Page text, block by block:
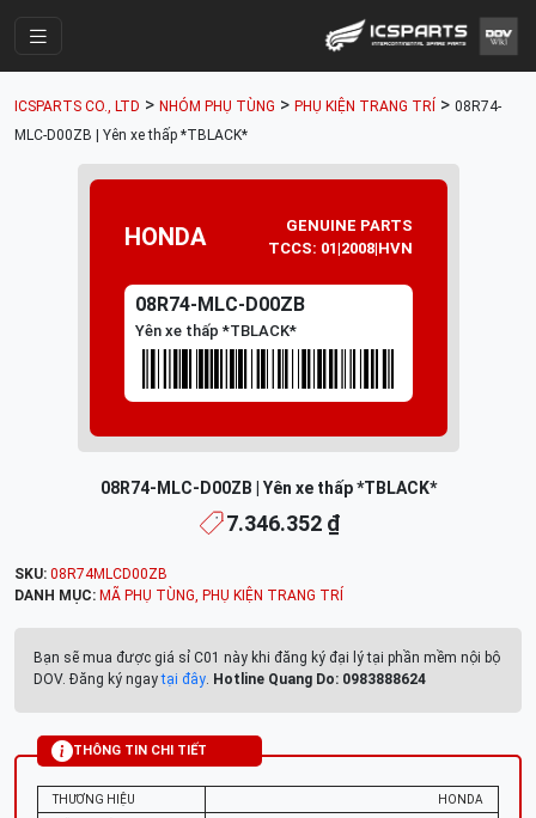
Cửa Hàng
Parts Catalogue
Mã Phụ Tùng
Tài khoản
ICSPARTS CO., LTD > NHÓM PHỤ TÙNG > PHỤ KIỆN TRANG TRÍ > 08R74-
MLC-D00ZB | Yên xe thấp *TBLACK*
HONDA
GENUINE PARTS
TCCS: 01|2008|HVN
08R74-MLC-D00ZB
Yên xe thấp *TBLACK*
08R74-MLC-D00ZB | Yên xe thấp *TBLACK*
7.346.352 ₫
SKU: 08R74MLCD00ZB
DANH MỤC: MÃ PHỤ TÙNG, PHỤ KIỆN TRANG TRÍ
Bạn sẽ mua được giá sỉ C01 này khi đăng ký đại lý tại phần mềm nội bộ
DOV. Đăng ký ngaytại đây. Hotline Quang Do: 0983888624
THÔNG TIN CHI TIẾT
THƯƠNG HIỆU
HONDA